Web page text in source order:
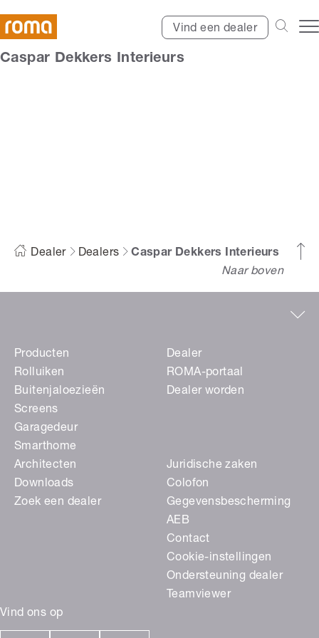
Vind een dealer
Caspar Dekkers Interieurs
Dealer Dealers
Caspar Dekkers Interieurs
Naar boven
Vind ons op
Producten
Rolluiken
Buitenjaloezieën
Screens
Garagedeur
Smarthome
Dealer
ROMA-portaal
Dealer worden
Architecten
Downloads
Zoek een dealer
Juridische zaken
Colofon
Gegevensbescherming
AEB
Contact
Cookie-instellingen
Ondersteuning dealer
Teamviewer